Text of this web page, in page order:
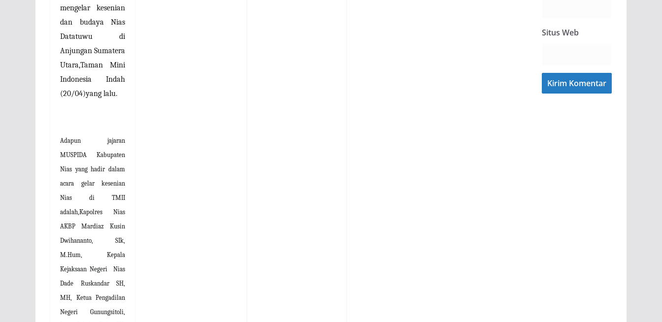
mengelar kesenian
dan budaya Nias
Datatuwu di
Anjungan Sumatera
Utara,Taman Mini
Indonesia Indah
(20/04)yang lalu.
Adapun jajaran
MUSPIDA Kabupaten
Nias yang hadir dalam
acara gelar kesenian
Nias di TMII
adalah,Kapolres Nias
AKBP Mardiaz Kusin
Dwihananto, SIk,
M.Hum, Kepala
Kejaksaan Negeri
Nias
Dade Ruskandar SH,
MH, Ketua Pengadilan
Negeri Gunungsitoli,
Situs Web